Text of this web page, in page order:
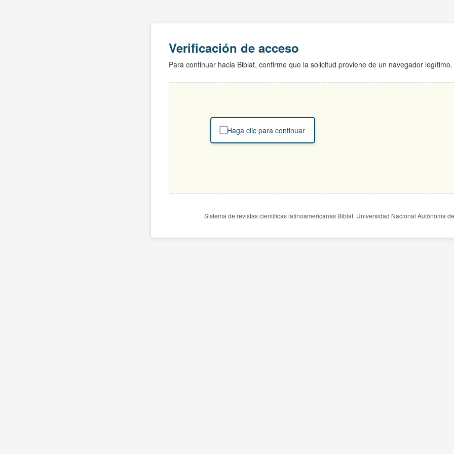
Verificación de acceso
Para continuar hacia Biblat, confirme que la solicitud proviene de un navegador legítimo.
Haga clic para continuar
Sistema de revistas científicas latinoamericanas Biblat. Universidad Nacional Autónoma